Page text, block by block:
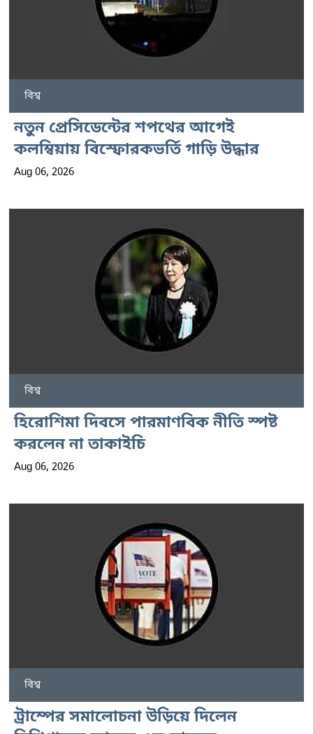
বিশ্ব
নতুন প্রেসিডেন্টের শপথের আগেই
কলম্বিয়ায় বিস্ফোরকভর্তি গাড়ি উদ্ধার
Aug 06, 2026
বিশ্ব
হিরোশিমা দিবসে পারমাণবিক নীতি স্পষ্ট
করলেন না তাকাইচি
Aug 06, 2026
বিশ্ব
ট্রাম্পের সমালোচনা উড়িয়ে দিলেন